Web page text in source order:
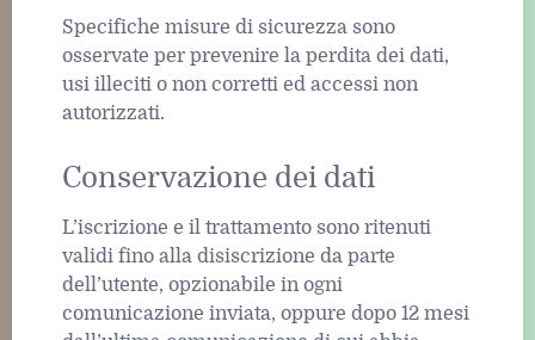
Specifiche misure di sicurezza sono
osservate per prevenire la perdita dei dati,
usi illeciti o non corretti ed accessi non
autorizzati.
Conservazione dei dati
L’iscrizione e il trattamento sono ritenuti
validi fino alla disiscrizione da parte
dell’utente, opzionabile in ogni
comunicazione inviata, oppure dopo 12 mesi